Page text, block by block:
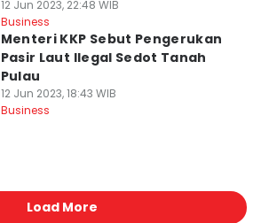
12 Jun 2023, 22:48 WIB
Business
Menteri KKP Sebut Pengerukan
Pasir Laut Ilegal Sedot Tanah
Pulau
12 Jun 2023, 18:43 WIB
Business
Load More